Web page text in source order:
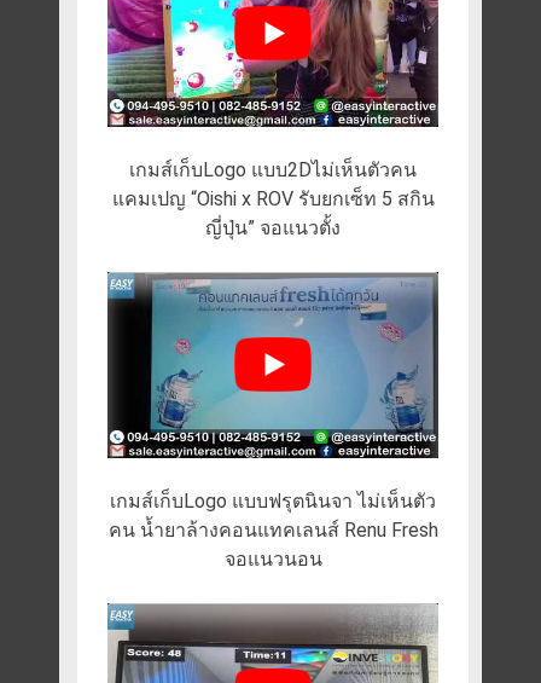
เกมส์เก็บLogo แบบ2Dไม่เห็นตัวคน
แคมเปญ “Oishi x ROV รับยกเซ็ท 5 สกิน
ญี่ปุ่น” จอแนวตั้ง
เกมส์เก็บLogo แบบฟรุตนินจา ไม่เห็นตัว
คน น้ำยาล้างคอนแทคเลนส์ Renu Fresh
จอแนวนอน